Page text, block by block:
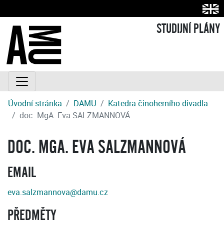
STUDIJNÍ PLÁNY
Úvodní stránka DAMU
Katedra činoherního divadla
doc. MgA. Eva SALZMANNOVÁ
DOC. MGA. EVA SALZMANNOVÁ
EMAIL
eva.salzmannova@damu.cz
PŘEDMĚTY